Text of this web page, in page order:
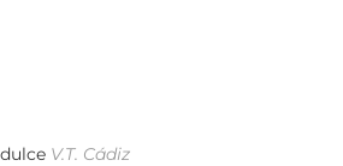
V.T. Cádiz